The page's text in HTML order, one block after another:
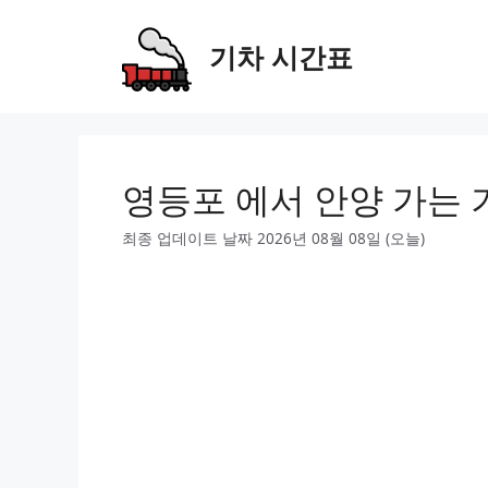
기차 시간표
영등포 에서 안양 가는
최종 업데이트 날짜 2026년 08월 08일 (오늘)